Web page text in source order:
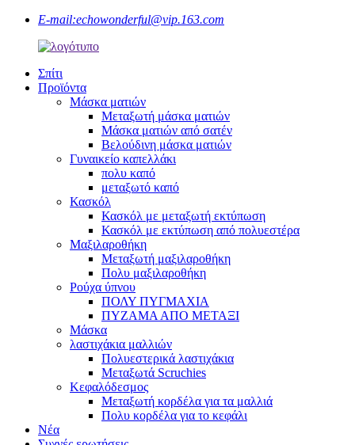
E-mail:echowonderful@vip.163.com
Σπίτι
Προϊόντα
Μάσκα ματιών
Μεταξωτή μάσκα ματιών
Μάσκα ματιών από σατέν
Βελούδινη μάσκα ματιών
Γυναικείο καπελλάκι
πολυ καπό
μεταξωτό καπό
Κασκόλ
Κασκόλ με μεταξωτή εκτύπωση
Κασκόλ με εκτύπωση από πολυεστέρα
Μαξιλαροθήκη
Μεταξωτή μαξιλαροθήκη
Πολυ μαξιλαροθήκη
Ρούχα ύπνου
ΠΟΛΥ ΠΥΓΜΑΧΙΑ
ΠΥΖΑΜΑ ΑΠΟ ΜΕΤΑΞΙ
Μάσκα
λαστιχάκια μαλλιών
Πολυεστερικά λαστιχάκια
Μεταξωτά Scruchies
Κεφαλόδεσμος
Μεταξωτή κορδέλα για τα μαλλιά
Πολυ κορδέλα για το κεφάλι
Νέα